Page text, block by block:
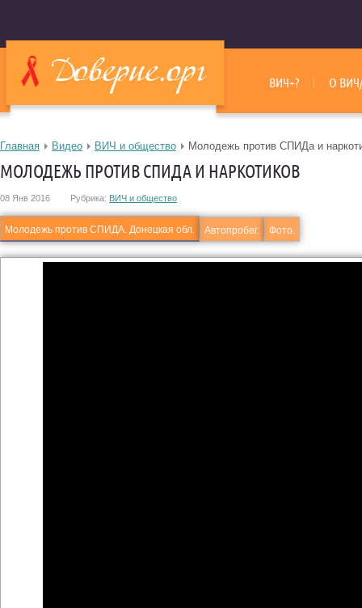
ВИЧ+? О
Главная Видео ВИЧ и общество Молодежь против СПИДа и
МОЛОДЕЖЬ ПРОТИВ СПИДА И НАРКОТИКОВ
08 Янв 2016 Рубрика: ВИЧ и общество
Молодежь против СПИДА. Донецкая обл. Автопробег. Фото.